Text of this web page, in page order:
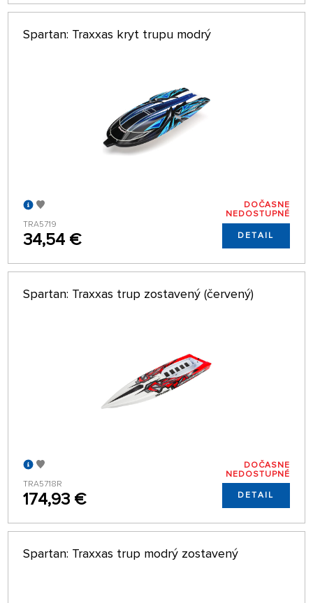
Spartan: Traxxas kryt trupu modrý
TRA5719
34,54 €
DOČASNE
NEDOSTUPNÉ
DETAIL
Spartan: Traxxas trup zostavený (červený)
TRA5718R
174,93 €
DOČASNE
NEDOSTUPNÉ
DETAIL
Spartan: Traxxas trup modrý zostavený